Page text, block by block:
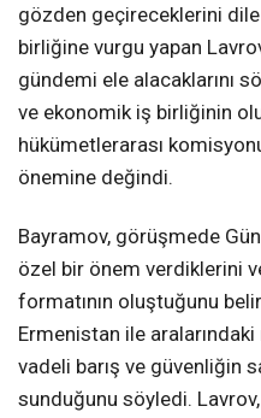
gözden geçireceklerini
birliğine vurgu yapan
gündemi ele alacaklarını
ve ekonomik iş birliğinin
hükümetlerarası
önemine değindi.
Bayramov, görüşmede
özel bir önem verdiklerini
formatının oluştuğunu
Ermenistan ile
vadeli barış ve güvenliğin
sunduğunu söyledi.